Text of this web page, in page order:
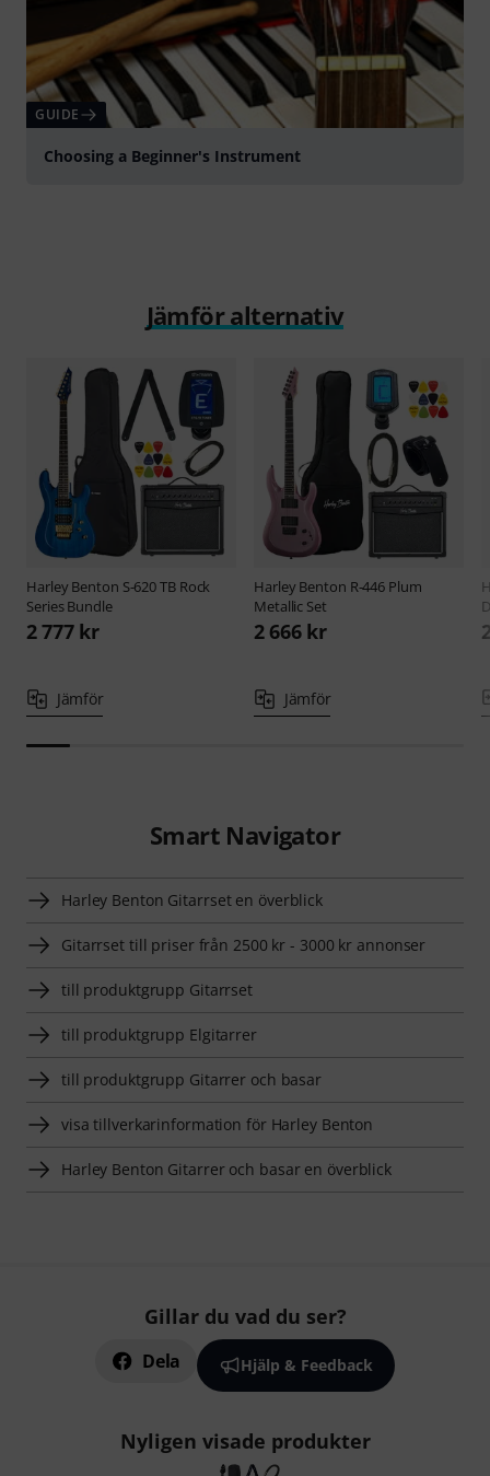
GUIDE
Choosing a Beginner's Instrument
Jämför alternativ
Harley Benton S-620 TB Rock
Series Bundle
2 777 kr
Jämför
Harley Benton R-446 Plum
Metallic Set
2 666 kr
Jämför
Smart Navigator
Harley Benton Gitarrset en överblick
Gitarrset till priser från 2500 kr - 3000 kr annonser
till produktgrupp Gitarrset
till produktgrupp Elgitarrer
till produktgrupp Gitarrer och basar
visa tillverkarinformation för Harley Benton
Harley Benton Gitarrer och basar en överblick
Gillar du vad du ser?
Dela Hjälp & Feedback
Nyligen visade produkter